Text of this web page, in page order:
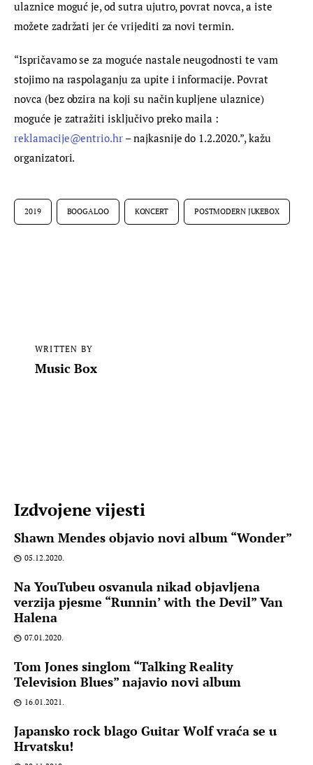
ulaznice moguć je, od sutra ujutro, povrat novca, a iste
možete zadržati jer će vrijediti za novi termin.
“Ispričavamo se za moguće nastale neugodnosti te vam
stojimo na raspolaganju za upite i informacije. Povrat
novca (bez obzira na koji su način kupljene ulaznice)
moguće je zatražiti isključivo preko maila :
reklamacije@entrio.hr – najkasnije do 1.2.2020.”, kažu
organizatori.
2019 BOOGALOO KONCERT POSTMODERN JUKEBOX
WRITTEN BY
Music Box
Izdvojene vijesti
Shawn Mendes objavio novi album “Wonder”
05.12.2020.
Na YouTubeu osvanula nikad objavljena
verzija pjesme “Runnin’ with the Devil” Van
Halena
07.01.2020.
Tom Jones singlom “Talking Reality
Television Blues” najavio novi album
16.01.2021.
Japansko rock blago Guitar Wolf vraća se u
Hrvatsku!